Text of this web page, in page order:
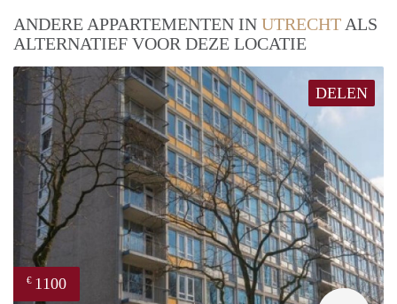
ANDERE APPARTEMENTEN IN UTRECHT ALS
ALTERNATIEF VOOR DEZE LOCATIE
DELEN
€ 1100
rent